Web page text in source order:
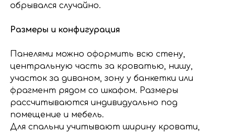
обрывался случайно.
Размеры и конфигурация
Панелями можно оформить всю стену,
центральную часть за кроватью, нишу,
участок за диваном, зону у банкетки или
фрагмент рядом со шкафом. Размеры
рассчитываются индивидуально под
помещение и мебель.
Для спальни учитывают ширину кровати,